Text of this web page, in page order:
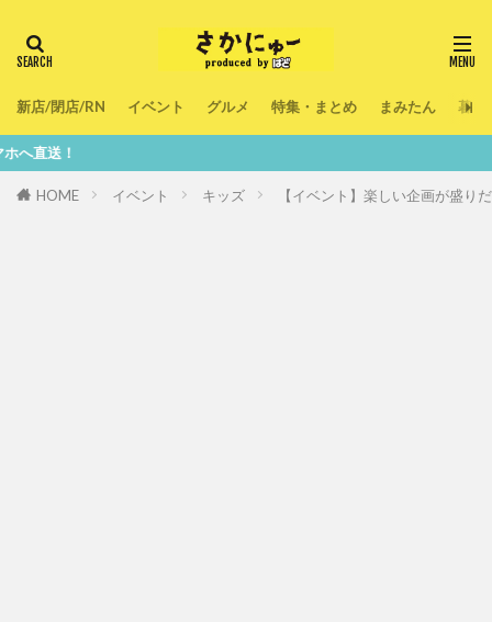
新店/閉店/RN イベント グルメ 特集・まとめ まみたん 暮ら
HOME イベント キッズ 【イベント】楽しい企画が盛り